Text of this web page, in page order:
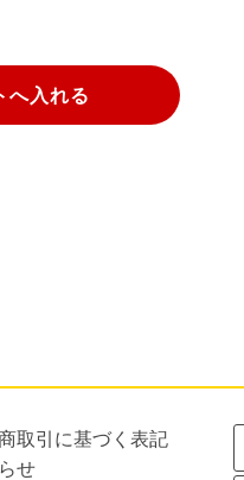
取引に基づく表記
せ